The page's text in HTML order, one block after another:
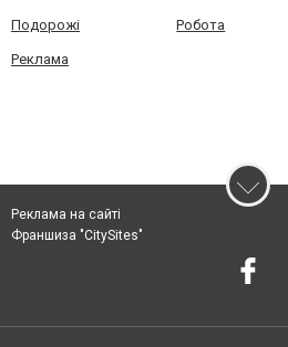
Подорожі Робота
Реклама
Реклама на сайті
Франшиза "CitySites"